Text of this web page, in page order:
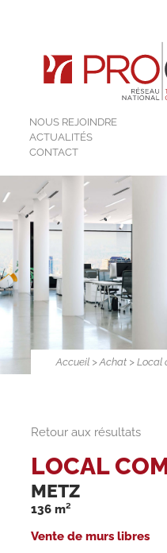
NOUS REJOINDRE
ACTUALITÉS
CONTACT
Accueil >Achat >Local
Retour aux résultats
LOCAL
METZ
136 m²
Vente de murs libres